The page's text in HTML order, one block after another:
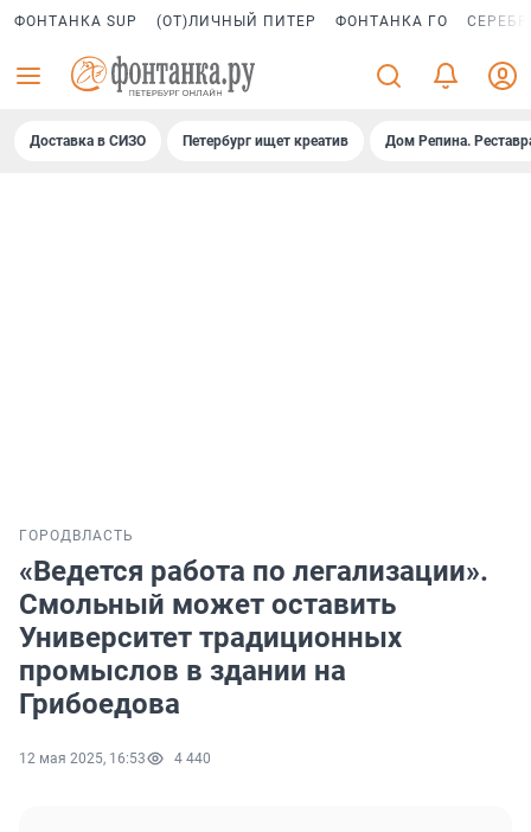
ФОНТАНКА SUP (ОТ)ЛИЧНЫЙ ПИТЕР ФОНТАНКА ГО
Доставка в СИЗО Петербург ищет креатив Дом Репина.
ГОРОД ВЛАСТЬ
«Ведется работа по легализации».
Смольный может оставить
Университет традиционных
промыслов в здании на
Грибоедова
12 мая 2025, 16:53 4 440